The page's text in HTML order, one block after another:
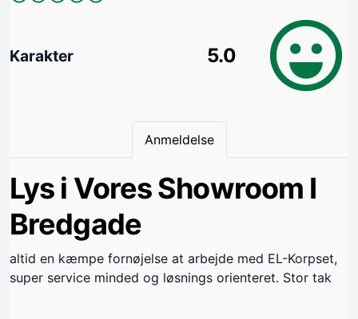
Karakter 5.0
Anmeldelse
Lys i Vores Showroom I
Bredgade
altid en kæmpe fornøjelse at arbejde med EL-Korpset,
super service minded og løsnings orienteret. Stor tak